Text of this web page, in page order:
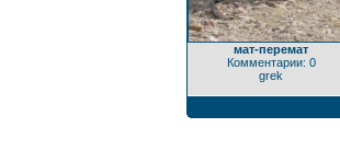
мат-перемат
Комментарии: 0
grek